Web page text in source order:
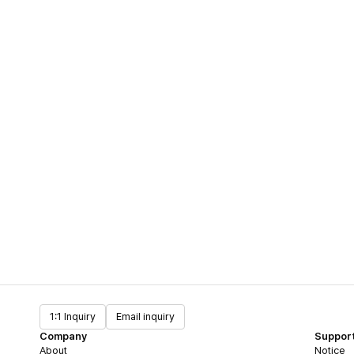
1:1 Inquiry
Email inquiry
Company
About
Notice